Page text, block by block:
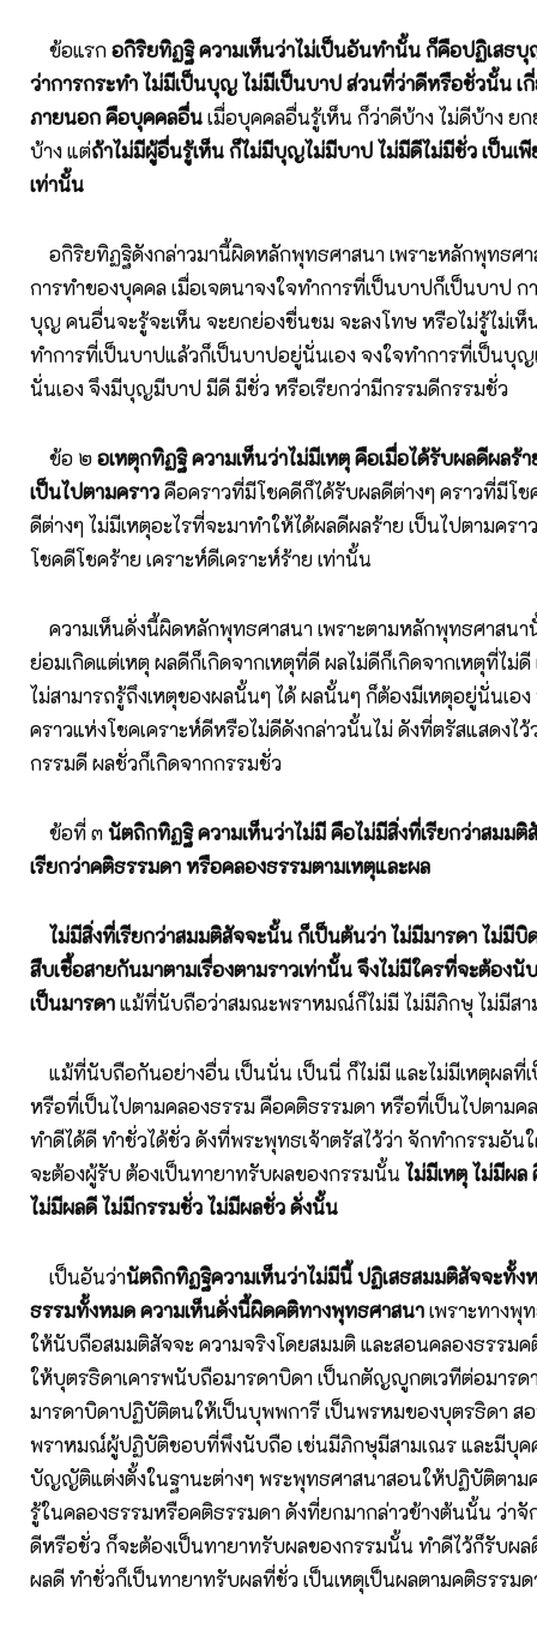
ข้อแรกอกิริยทิฏฐิ ความเห็นว่าไม่เป็นอันทำนั้น ก็คือปฏิเสธ
ว่าการกระทำ ไม่มีเป็นบุญ ไม่มีเป็นบาปส่วนที่ว่าดีหรือชั่วนั้น เ
ภายนอก คือบุคคลอื่นเมื่อบุคคลอื่นรู้เห็น ก็ว่าดีบ้าง ไม่ดีบ้าง ย
บ้าง แต่ถ้าไม่มีผู้อื่นรู้เห็น ก็ไม่มีบุญไม่มีบาป ไม่มีดีไม่มีชั่ว เป็นเพี
เท่านั้น
อกิริยทิฏฐิดังกล่าวมานี้ผิดหลักพุทธศาสนา เพราะหลักพุทธศ
การทำของบุคคล เมื่อเจตนาจงใจทำการที่เป็นบาปก็เป็นบาป
บุญ คนอื่นจะรู้จะเห็น จะยกย่องชื่นชม จะลงโทษ หรือไม่รู้ไม่เห็
ทำการที่เป็นบาปแล้วก็เป็นบาปอยู่นั่นเอง จงใจทำการที่เป็นบุ
นั่นเอง จึงมีบุญมีบาป มีดี มีชั่ว หรือเรียกว่ามีกรรมดีกรรมชั่ว
ข้อ ๒อเหตุกทิฏฐิ ความเห็นว่าไม่มีเหตุ คือเมื่อได้รับผลดีผลร้า
เป็นไปตามคราวคือคราวที่มีโชคดีก็ได้รับผลดีต่างๆ คราวที่มีโช
ดีต่างๆ ไม่มีเหตุอะไรที่จะมาทำให้ได้ผลดีผลร้าย เป็นไปตามครา
โชคดีโชคร้าย เคราะห์ดีเคราะห์ร้าย เท่านั้น
ความเห็นดั่งนี้ผิดหลักพุทธศาสนา เพราะตามหลักพุทธศาสนา
ย่อมเกิดแต่เหตุ ผลดีก็เกิดจากเหตุที่ดี ผลไม่ดีก็เกิดจากเหตุที่ไม่ดี
ไม่สามารถรู้ถึงเหตุของผลนั้นๆ ได้ ผลนั้นๆ ก็ต้องมีเหตุอยู่นั่นเอง
คราวแห่งโชคเคราะห์ดีหรือไม่ดีดังกล่าวนั้นไม่ ดังที่ตรัสแสดงไว้
กรรมดี ผลชั่วก็เกิดจากกรรมชั่ว
ข้อที่ ๓นัตถิกทิฏฐิ ความเห็นว่าไม่มี คือไม่มีสิ่งที่เรียกว่าสมมติ
เรียกว่าคติธรรมดา หรือคลองธรรมตามเหตุและผล
ไม่มีสิ่งที่เรียกว่าสมมติสัจจะนั้น ก็เป็นต้นว่า ไม่มีมารดา ไม่มีบิ
สืบเชื้อสายกันมาตามเรื่องตามราวเท่านั้น จึงไม่มีใครที่จะต้องนั
เป็นมารดาแม้ที่นับถือว่าสมณะพราหมณ์ก็ไม่มี ไม่มีภิกษุ ไม่มีสา
แม้ที่นับถือกันอย่างอื่น เป็นนั่น เป็นนี่ ก็ไม่มี และไม่มีเหตุผลที่
หรือที่เป็นไปตามคลองธรรม คือคติธรรมดา หรือที่เป็นไปตามค
ทำดีได้ดี ทำชั่วได้ชั่ว ดังที่พระพุทธเจ้าตรัสไว้ว่า จักทำกรรมอัน
จะต้องผู้รับ ต้องเป็นทายาทรับผลของกรรมนั้น ไม่มีเหตุ ไม่มีผ
ไม่มีผลดี ไม่มีกรรมชั่ว ไม่มีผลชั่ว ดั่งนั้น
เป็นอันว่านัตถิกทิฏฐิความเห็นว่าไม่มีนี้ ปฏิเสธสมมติสัจจะทั้ง
ธรรมทั้งหมด ความเห็นดั่งนี้ผิดคติทางพุทธศาสนาเพราะทางพุ
ให้นับถือสมมติสัจจะ ความจริงโดยสมมติ และสอนคลองธรรม
ให้บุตรธิดาเคารพนับถือมารดาบิดา เป็นกตัญญูกตเวทีต่อมารด
มารดาบิดาปฏิบัติตนให้เป็นบุพพการี เป็นพรหมของบุตรธิดา ส
พราหมณ์ผู้ปฏิบัติชอบที่พึงนับถือ เช่นมีภิกษุมีสามเณร และมีบุค
บัญญัติแต่งตั้งในฐานะต่างๆ พระพุทธศาสนาสอนให้ปฏิบัติตาม
รู้ในคลองธรรมหรือคติธรรมดา ดังที่ยกมากล่าวข้างต้นนั้น ว่าจั
ดีหรือชั่ว ก็จะต้องเป็นทายาทรับผลของกรรมนั้น ทำดีไว้ก็รับผล
ผลดี ทำชั่วก็เป็นทายาทรับผลที่ชั่ว เป็นเหตุเป็นผลตามคติธรรม